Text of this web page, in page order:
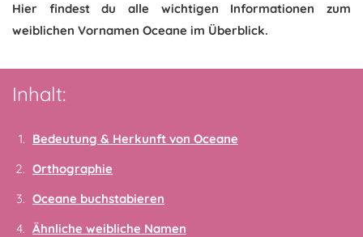
Hier findest du alle wichtigen Informationen zum
weiblichen Vornamen Oceane im Überblick.
Inhalt:
Bedeutung & Herkunft von Oceane
Orthographie
Oceane buchstabieren
Ähnliche weibliche Namen